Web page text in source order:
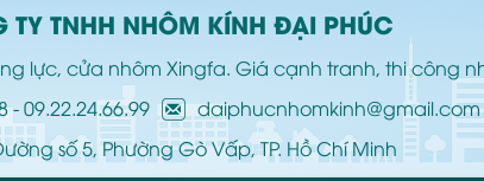
TY TNHH NHÔM KÍNH ĐẠI PHÚC
lực, cửa nhôm Xingfa. Giá cạnh tranh, thi công
-09.22.24.66.99
daiphucnhomkinh@gmail.com
số 5, Phường Gò Vấp, TP. Hồ Chí Minh